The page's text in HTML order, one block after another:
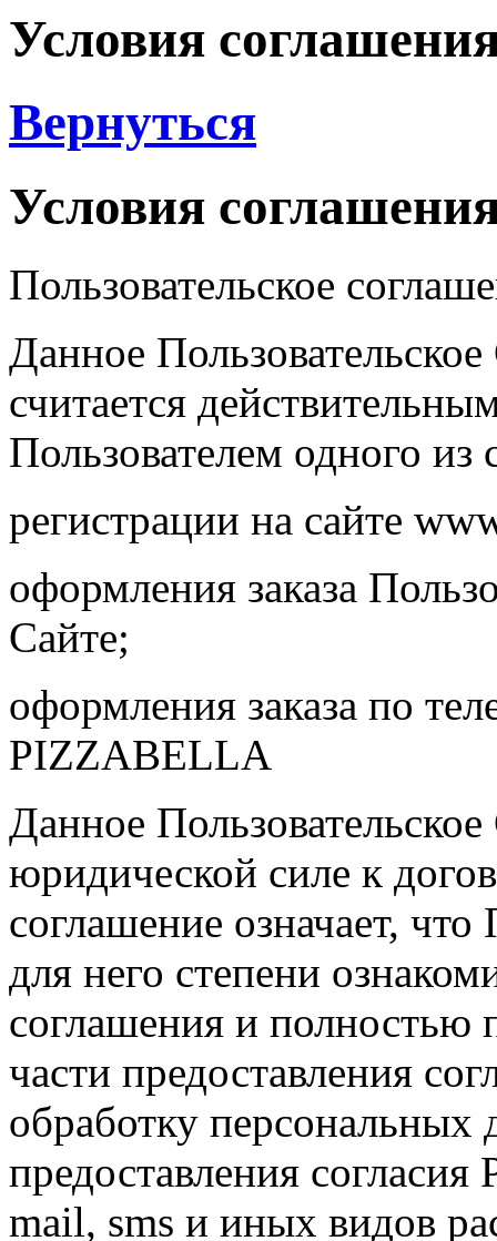
Условия
Вернуться
Условия
Пользовательское
Данное
считается
Пользователем одного
регистрации на сайте
оформления заказа
Сайте;
оформления заказа по
PIZZABELLA
Данное
юридической силе к
соглашение означает,
для него степени
соглашения и полностью
части предоставления
обработку персональных
предоставления
mail, sms и иных видов